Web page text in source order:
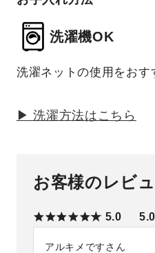
洗濯機OK
洗濯ネットの使用をおす
▶ 洗濯方法はこちら
お客様のレビ
★ 5.0
アルキメです